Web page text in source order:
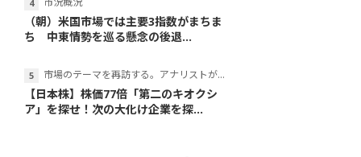
（朝）米国市場では主要3指数がまちま
ち 中東情勢を巡る懸念の後退...
市場のテーマを再訪する。アナリストが読み解くテーマの本質
【日本株】株価77倍「第二のキオクシ
ア」を探せ！次の大化け企業を探...